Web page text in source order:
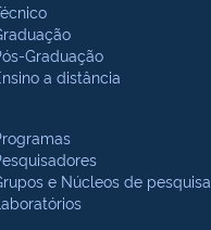
Graduação
a distância
e Núcleos de pesquisa